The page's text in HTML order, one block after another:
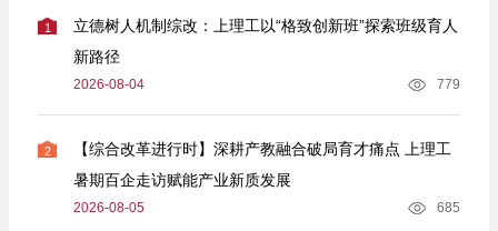
1
立德树人机制综改：上理工以“格致创新班”探索班级育人
新路径
2026-08-04 779
2
【综合改革进行时】深耕产教融合破局育才痛点 上理工
暑期百企走访赋能产业新质发展
2026-08-05 685